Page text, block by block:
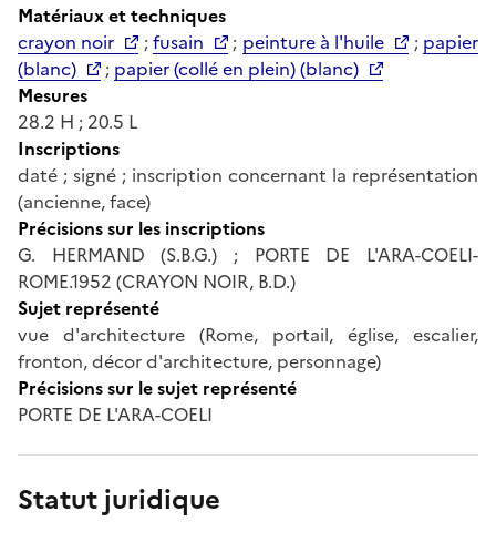
Matériaux et techniques
crayon noir
;fusain ; peinture à l'huile ; papier
(blanc)
; papier (collé en plein) (blanc)
Mesures
28.2 H ; 20.5 L
Inscriptions
daté ; signé ; inscription concernant la représentation
(ancienne, face)
Précisions sur les inscriptions
G. HERMAND (S.B.G.) ; PORTE DE L'ARA-COELI-
ROME.1952 (CRAYON NOIR, B.D.)
Sujet représenté
vue d'architecture (Rome, portail, église, escalier,
fronton, décor d'architecture, personnage)
Précisions sur le sujet représenté
PORTE DE L'ARA-COELI
Statut juridique